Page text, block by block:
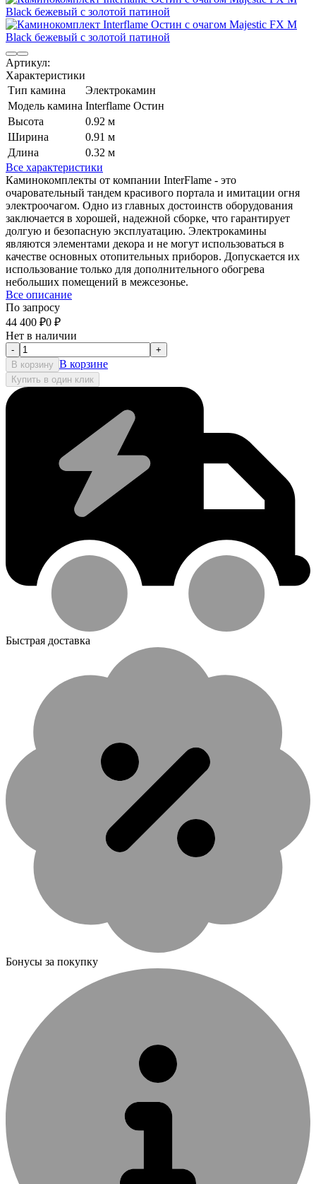
Артикул:
Характеристики
Тип камина
Электрокамин
Модель камина Interflame Остин
Высота
0.92 м
Ширина
0.91 м
Длина
0.32 м
Все характеристики
Каминокомплекты от компании InterFlame - это
очаровательный тандем красивого портала и имитации огня
электроочагом. Одно из главных достоинств оборудования
заключается в хорошей, надежной сборке, что гарантирует
долгую и безопасную эксплуатацию. Электрокамины
являются элементами декора и не могут использоваться в
качестве основных отопительных приборов. Допускается их
использование только для дополнительного обогрева
небольших помещений в межсезонье.
Все описание
По запросу
44 400 ₽0 ₽
Нет в наличии
-
+
В корзину В корзине
Купить в один клик
Быстрая доставка
Бонусы за покупку